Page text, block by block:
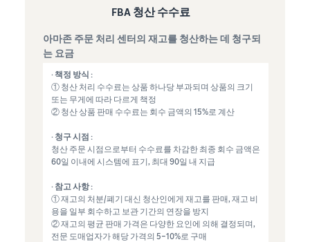
FBA 청산 수수료
아마존 주문 처리 센터의 재고를 청산하는 데 청구되
는 요금
· 책정 방식 :
① 청산 처리 수수료는 상품 하나당 부과되며 상품의 크기
또는 무게에 따라 다르게 책정
② 청산 상품 판매 수수료는 회수 금액의 15%로 계산
· 청구 시점 :
청산 주문 시점으로부터 수수료를 차감한 최종 회수 금액은
60일 이내에 시스템에 표기, 최대 90일 내 지급
· 참고 사항 :
① 재고의 처분/폐기 대신 청산인에게 재고를 판매, 재고 비
용을 일부 회수하고 보관 기간의 연장을 방지
② 재고의 평균 판매 가격은 다양한 요인에 의해 결정되며,
전문 도매업자가 해당 가격의 5~10%로 구매